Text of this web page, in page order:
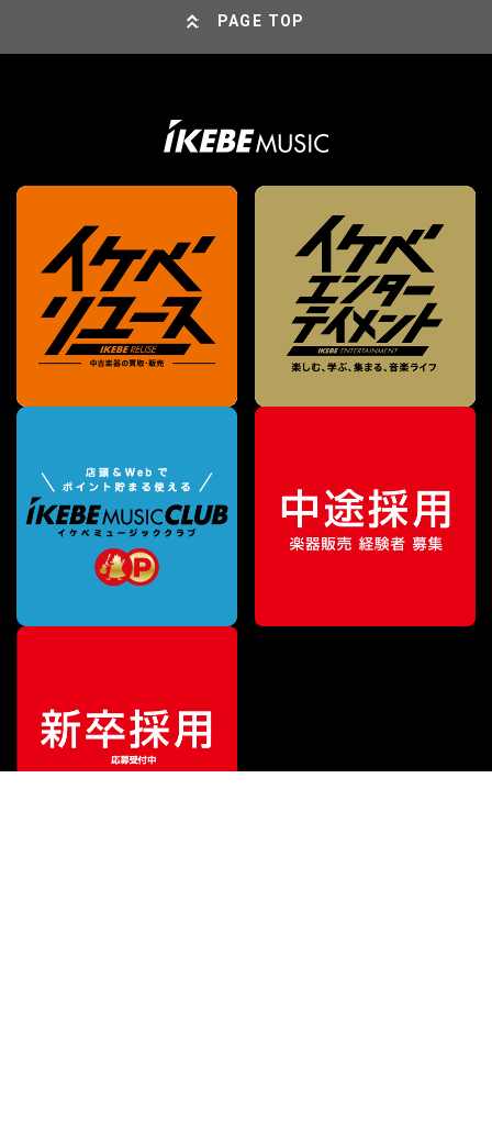
販売価格¥2,420（税込）
PAGE TOP